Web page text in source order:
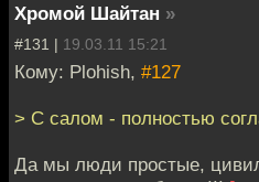
Хромой Шайтан »
#131 | 19.03.11 15:21
Кому: Plohish, #127
> С салом - полностью
Да мы люди простые,